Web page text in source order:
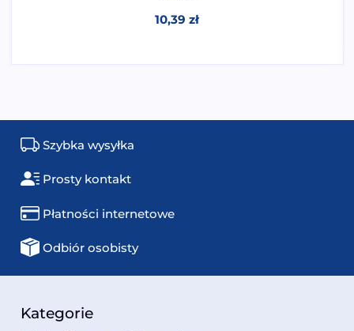
10,39zł
Szybka wysyłka
Prosty kontakt
Płatności internetowe
Odbiór osobisty
Kategorie